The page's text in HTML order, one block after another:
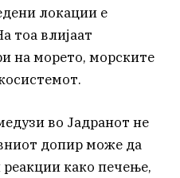
локации е
тоа влијаат
на морето, морските
во Јадранот не
допир може да
како печење,